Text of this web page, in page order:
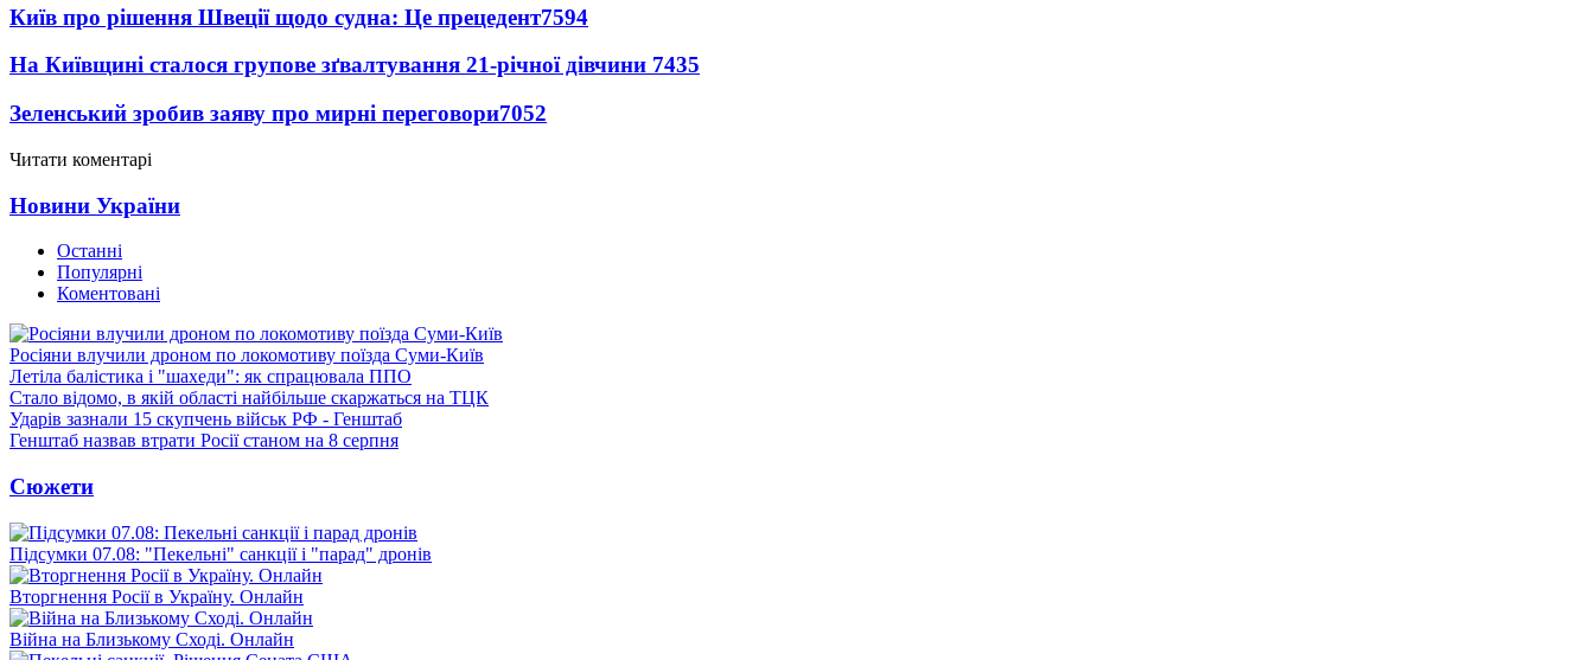
Київ про рішення Швеції щодо судна: Це прецедент7594
На Київщині сталося групове зґвалтування 21-річної дівчини 7435
Зеленський зробив заяву про мирні переговори7052
Читати коментарі
Новини України
Останні
Популярні
Коментовані
Росіяни влучили дроном по локомотиву поїзда Суми-Київ
Летіла балістика і "шахеди": як спрацювала ППО
Стало відомо, в якій області найбільше скаржаться на ТЦК
Ударів зазнали 15 скупчень військ РФ - Генштаб
Генштаб назвав втрати Росії станом на 8 серпня
Сюжети
Підсумки 07.08: "Пекельні" санкції і "парад" дронів
Вторгнення Росії в Україну. Онлайн
Війна на Близькому Сході. Онлайн